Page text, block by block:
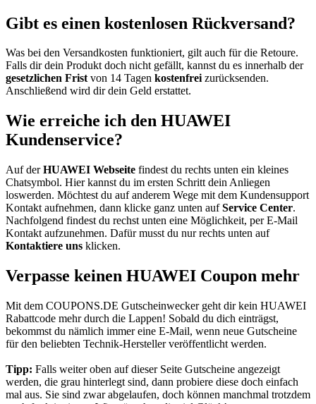
Gibt es einen kostenlosen Rückversand?
Was bei den Versandkosten funktioniert, gilt auch für die Retoure.
Falls dir dein Produkt doch nicht gefällt, kannst du es innerhalb der
gesetzlichen Fristvon 14 Tagen kostenfreizurücksenden.
Anschließend wird dir dein Geld erstattet.
Wie erreiche ich den HUAWEI
Kundenservice?
Auf derHUAWEI Webseite findest du rechts unten ein kleines
Chatsymbol. Hier kannst du im ersten Schritt dein Anliegen
loswerden. Möchtest du auf anderem Wege mit dem Kundensupport
Kontakt aufnehmen, dann klicke ganz unten aufService Center.
Nachfolgend findest du rechst unten eine Möglichkeit, per E-Mail
Kontakt aufzunehmen. Dafür musst du nur rechts unten auf
Kontaktiere uns klicken.
Verpasse keinen HUAWEI Coupon mehr
Mit dem COUPONS.DE Gutscheinweckergeht dir kein HUAWEI
Rabattcode mehr durch die Lappen! Sobald du dich einträgst,
bekommst du nämlich immer eine E-Mail, wenn neue Gutscheine
für den beliebten Technik-Hersteller veröffentlicht werden.
Tipp: Falls weiter oben auf dieser Seite Gutscheine angezeigt
werden, die grau hinterlegt sind, dann probiere diese doch einfach
mal aus. Sie sind zwar abgelaufen, doch können manchmal trotzdem